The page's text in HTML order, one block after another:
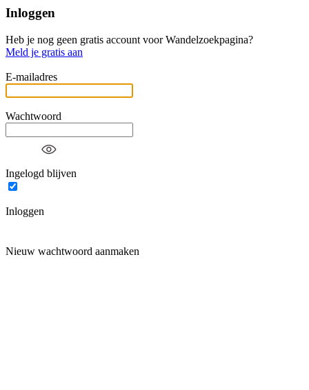
Inloggen
Heb je nog geen gratis account voor Wandelzoekpagina?
Meld je gratis aan
E-mailadres
Wachtwoord
Ingelogd blijven
Inloggen
Nieuw wachtwoord aanmaken